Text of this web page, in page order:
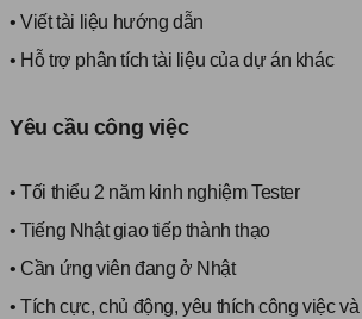
• Viết tài liệu hướng dẫn
• Hỗ trợ phân tích tài liệu của dự án khác
Yêu cầu công việc
• Tối thiểu 2 năm kinh nghiệm Tester
• Tiếng Nhật giao tiếp thành thạo
• Cần ứng viên đang ở Nhật
• Tích cực, chủ động, yêu thích công việc